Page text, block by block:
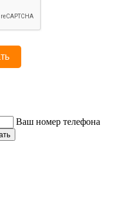
Ваш номер телефона